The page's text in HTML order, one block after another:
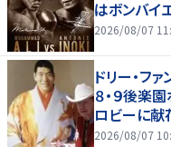
はボンバイ
2026/08/07
ドリー・フ
８・９後楽
ロビーに献
2026/08/07